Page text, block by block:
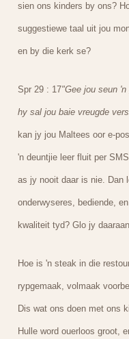
sien ons kinders by ons?
suggestiewe taal uit jou
en by die kerk se?
Spr 29 : 17"Gee jou seun
hy sal jou baie vreugde
kan jy jou Maltees oor e-
'n deuntjie leer fluit per
as jy nooit daar is nie. Dan
onderwyseres, bediende,
kwaliteit tyd? Glo jy
Hoe is 'n steak in die
rypgemaak, volmaak
Dis wat ons doen met ons
Hulle word ouerloos groot,